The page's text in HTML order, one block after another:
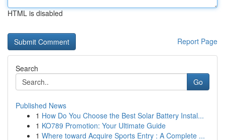
HTML is disabled
Report Page
Search
Go
Published News
1 How Do You Choose the Best Solar Battery Instal...
1 KO789 Promotion: Your Ultimate Guide
1 Where toward Acquire Sports Entry : A Complete ...